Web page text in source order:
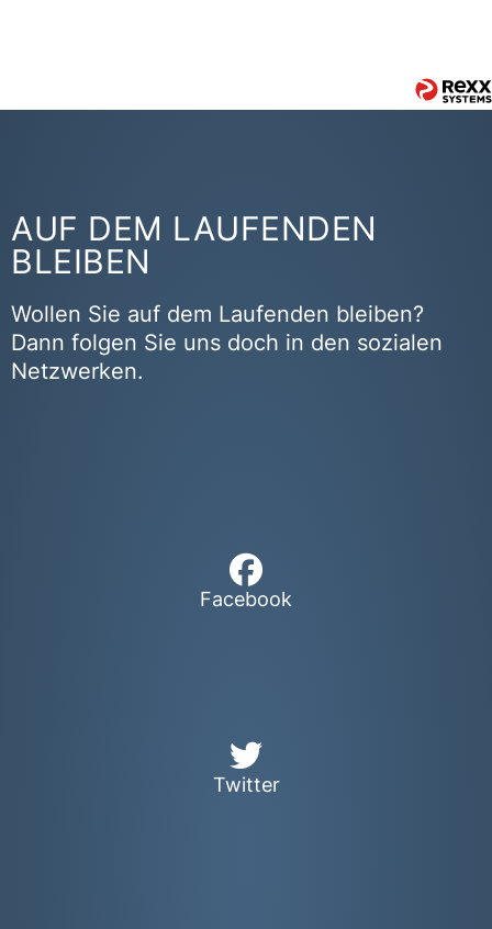
AUF DEM LAUFENDEN
BLEIBEN
Wollen Sie auf dem Laufenden bleiben?
Dann folgen Sie uns doch in den sozialen
Netzwerken.
Facebook
Twitter